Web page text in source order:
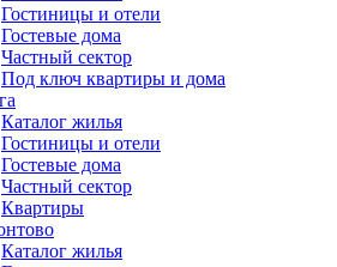
Гостиницы и отели
Гостевые дома
Частный сектор
Под ключ квартиры и дома
Каталог жилья
Гостиницы и отели
Гостевые дома
Частный сектор
Квартиры
Каталог жилья